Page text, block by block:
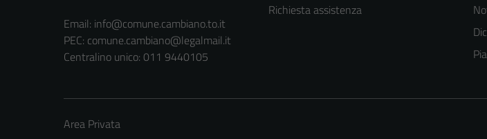
Email: info@comune.cambiano.to.it
PEC: comune.cambiano@legalmail.it
Centralino unico: 011 9440105
Richiesta assistenza
Area Privata